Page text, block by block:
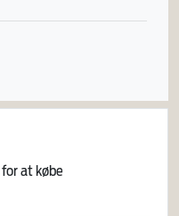
for at købe